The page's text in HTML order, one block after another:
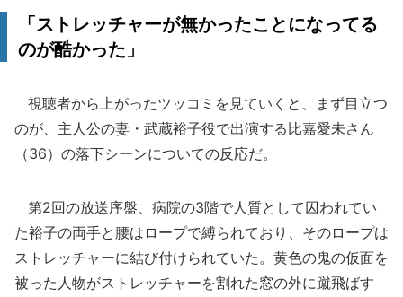
「ストレッチャーが無かったことになってる
のが酷かった」
視聴者から上がったツッコミを見ていくと、まず目立つ
のが、主人公の妻・武蔵裕子役で出演する比嘉愛未さん
（36）の落下シーンについての反応だ。
第2回の放送序盤、病院の3階で人質として囚われてい
た裕子の両手と腰はロープで縛られており、そのロープは
ストレッチャーに結び付けられていた。黄色の鬼の仮面を
被った人物がストレッチャーを割れた窓の外に蹴飛ばす